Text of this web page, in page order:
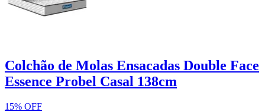
Colchão de Molas Ensacadas Double Face
Essence Probel Casal 138cm
15% OFF